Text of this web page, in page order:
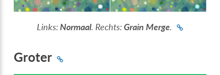
Links: Normaal. Rechts:Grain Merge.
Groter